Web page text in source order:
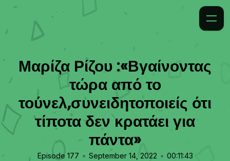
Μαρίζα Ρίζου :«Βγαίνοντας
τώρα από το
τούνελ,συνειδητοποιείς ότι
τίποτα δεν κρατάει για
πάντα»
Episode 177 • September 14, 2022 • 00:11:43